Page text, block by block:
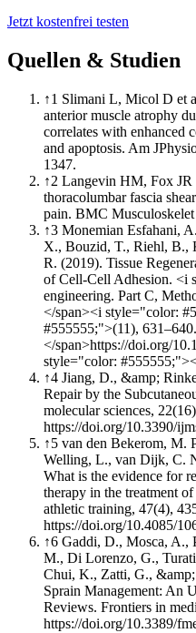
Jetzt kostenfrei testen
Quellen & Studien
↑1 Slimani L, Micol D et
anterior muscle atrophy
correlates with enhanced
and apoptosis. Am
1347.
↑2 Langevin HM, Fox JR
thoracolumbar fascia
pain. BMC
↑3 Monemian Esfahani,
X., Bouzid, T., Riehl, B.,
R. (2019). Tissue
of Cell-Cell Adhesion. <i
engineering. Part C,
</span><i style="color:
#555555;">(11), 631–640.
</span>https://doi.org/
style="color:
↑4 Jiang, D., &amp;
Repair by the
molecular sciences,
https://doi.org/10.3390/
↑5 van den Bekerom, M.
Welling, L., van Dijk, C.
What is the evidence for
therapy in the treatment
athletic training, 47(4),
https://doi.org/10.4085/
↑6 Gaddi, D., Mosca, A.,
M., Di Lorenzo, G.,
Chui, K., Zatti, G.,
Sprain Management: An
Reviews. Frontiers in
https://doi.org/10.3389/